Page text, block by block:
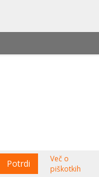
Potrdi
Več o
piškotkih